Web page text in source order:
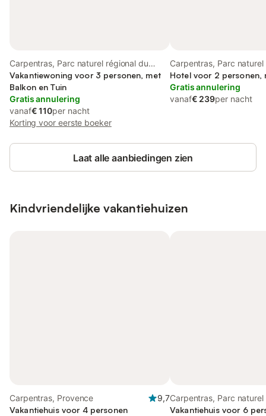
Carpentras, Parc naturel régional du
Mont-Ventoux
Vakantiewoning voor 3 personen, met
Balkon en Tuin
Gratis annulering
vanaf€ 110per nacht
Korting voor eerste boeker
Carpentras, Parc naturel
du Mont-Ventoux
Hotel voor 2 personen,
Gratis annulering
vanaf€ 239per nacht
Laat alle aanbiedingen zien
Kindvriendelijke vakantiehuizen
Carpentras, Provence
9,7
Vakantiehuis voor 4 personen
Carpentras, Parc naturel
du Mont-Ventoux
Vakantiehuis voor 6